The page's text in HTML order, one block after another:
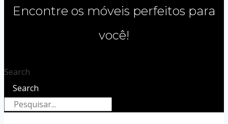
Encontre os móveis perfeitos para
você!
Search
Search